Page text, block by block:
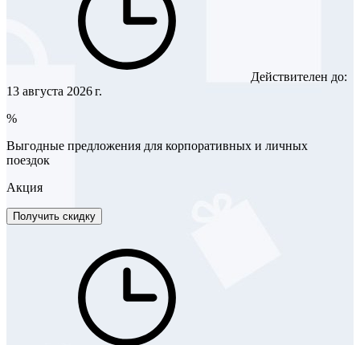
Действителен до:
13 августа 2026 г.
%
Выгодные предложения для корпоративных и личных
поездок
Акция
Получить скидку